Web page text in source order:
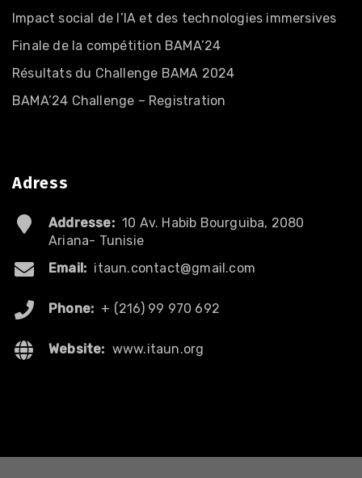
Impact social de l’IA et des technologies immersives
Finale de la compétition BAMA’24
Résultats du Challenge BAMA 2024
BAMA’24 Challenge – Registration
Adress
Addresse: 10 Av. Habib Bourguiba, 2080
Ariana- Tunisie
Email: itaun.contact@gmail.com
Phone: + (216) 99 970 692
Website: www.itaun.org